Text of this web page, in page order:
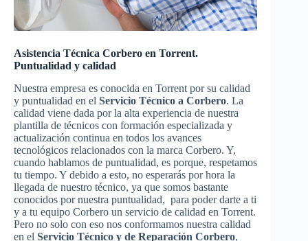
Asistencia Técnica Corbero en Torrent.
Puntualidad y calidad
Nuestra empresa es conocida en Torrent por su calidad
y puntualidad en el Servicio Técnico a Corbero. La
calidad viene dada por la alta experiencia de nuestra
plantilla de técnicos con formación especializada y
actualización continua en todos los avances
tecnológicos relacionados con la marca Corbero. Y,
cuando hablamos de puntualidad, es porque, respetamos
tu tiempo. Y debido a esto, no esperarás por hora la
llegada de nuestro técnico, ya que somos bastante
conocidos por nuestra puntualidad, para poder darte a ti
y a tu equipo Corbero un servicio de calidad en Torrent.
Pero no solo con eso nos conformamos nuestra calidad
en el Servicio Técnico y de Reparación Corbero,